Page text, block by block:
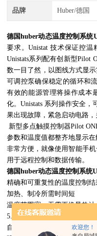
欢迎您！
品牌 Huber/德国
德国huber动态温度控制系统
要求。Unistat 技术保证控
Unistats系列配有创新型Pilot
数一目了然，以图线方式显
可调控泵确保稳定的循环和
有效的能源管理将操作成本
化。Unistats 系列操作安全
果出现故障，紧急启动电路
新型多点触摸控制器Pilot
参数和温度值都整齐地显示
非常方便，就像使用智能手
用于远程控制和数据传输。
德国huber动态温度控制系统
精确和可重复性的温度控制结
加热、制冷所需时间短
温度范围宽，无需更换导热
5.7 寸触摸屏显示，带有简洁
自适应温度控制， 自优化